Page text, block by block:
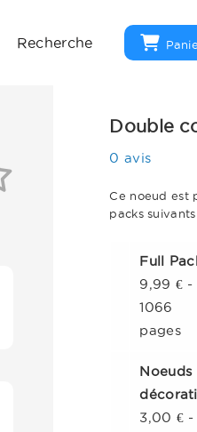
Recherche
Double
0 avis
Ce noeud est
packs suivants
Full
9,99 € -
1066
pages
Noeuds
3,00 € -